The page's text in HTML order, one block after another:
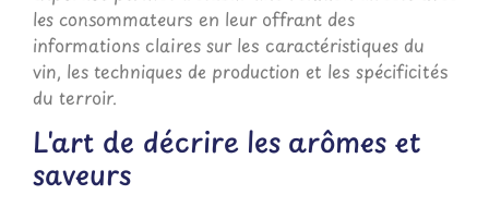
les consommateurs en leur offrant des
informations claires sur les caractéristiques du
vin, les techniques de production et les spécificités
du terroir.
L'art de décrire les arômes et
saveurs